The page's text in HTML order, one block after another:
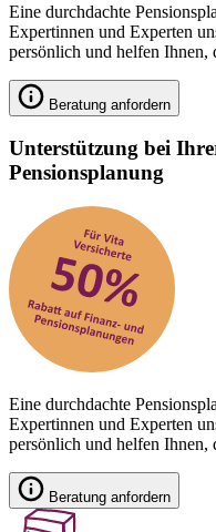
Eine durchdachte
Expertinnen und Experten
persönlich und helfen Ihnen,
Beratung anfordern
Unterstützung bei
Pensionsplanung
Eine durchdachte
Expertinnen und Experten
persönlich und helfen Ihnen,
Beratung anfordern